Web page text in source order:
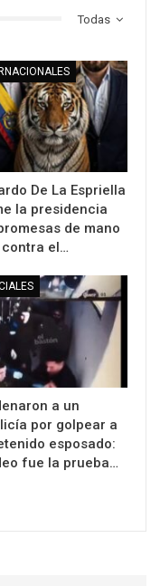
Todas
De La Espriella
la presidencia
de mano
el…
a un
por golpear a
esposado:
fue la prueba…